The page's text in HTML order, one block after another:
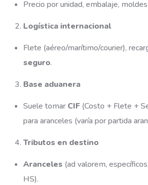
Precio por unidad, embalaje,
Logística internacional
Flete (aéreo/marítimo/courier),
seguro.
Base aduanera
Suele tomarCIF (Costo + Flete +
para aranceles (varía por partida
Tributos en destino
Aranceles (ad valorem,
HS).